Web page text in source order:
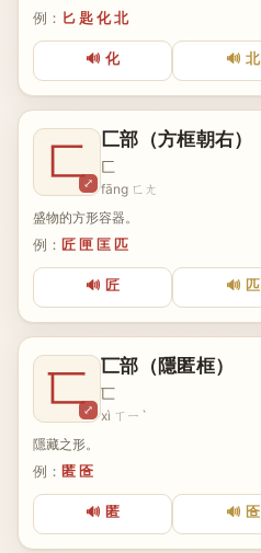
例： 匕 匙 化 北
🔊 化 🔊 北
匚⤢
匚部（方框朝右）
匚
fāng ㄈㄤ
盛物的方形容器。
例： 匠 匣 匡 匹
🔊 匠 🔊 匹
匸⤢
匸部（隱匿框）
匸
xì ㄒㄧˋ
隱藏之形。
例： 匿 匼
🔊 匿 🔊 匼